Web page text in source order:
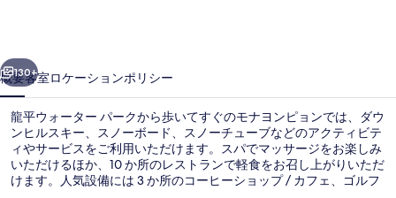
の
写
真
ギ
ャ
次へ
130+
概要客室ロケーションポリシー
龍平ウォーター パークから歩いてすぐのモナヨンピョンでは、ダウ
ンヒルスキー、スノーボード、スノーチューブなどのアクティビテ
ィやサービスをご利用いただけます。スパでマッサージをお楽しみ
いただけるほか、10 か所のレストランで軽食をお召し上がりいただ
けます。人気設備には 3 か所のコーヒーショップ / カフェ、ゴルフ